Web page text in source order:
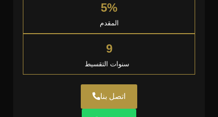
9
سنوات التقسيط
5%
المقدم
اتصل بنا